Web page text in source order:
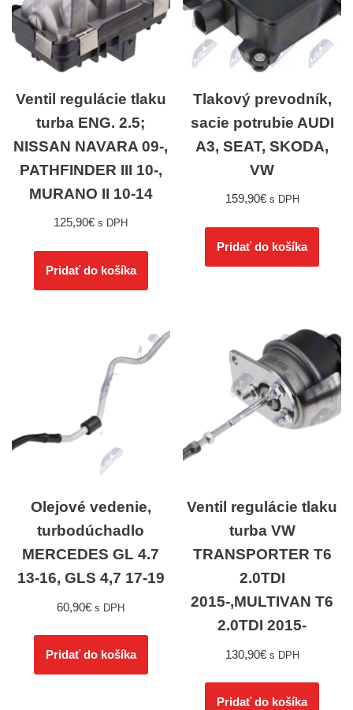
Ventil regulácie tlaku
turba ENG. 2.5;
NISSAN NAVARA 09-,
PATHFINDER III 10-,
MURANO II 10-14
125,90€ s DPH
Pridať do košíka
Tlakový prevodník,
sacie potrubie AUDI
A3, SEAT, SKODA,
VW
159,90€ s DPH
Pridať do košíka
Olejové vedenie,
turbodúchadlo
MERCEDES GL 4.7
13-16, GLS 4,7 17-19
60,90€ s DPH
Pridať do košíka
Ventil regulácie tlaku
turba VW
TRANSPORTER T6
2.0TDI
2015-,MULTIVAN T6
2.0TDI 2015-
130,90€ s DPH
Pridať do košíka